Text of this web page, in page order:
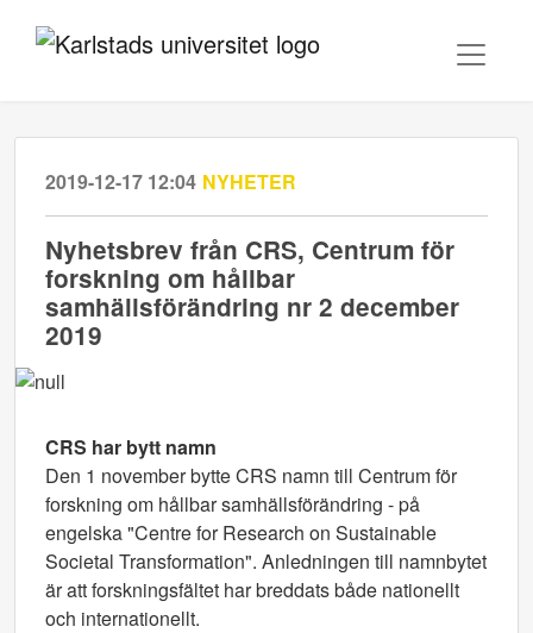
2019-12-17 12:04 NYHETER
Nyhetsbrev från CRS, Centrum för
forskning om hållbar
samhällsförändring nr 2 december
2019
CRS har bytt namn
Den 1 november bytte CRS namn till Centrum för
forskning om hållbar samhällsförändring - på
engelska "Centre for Research on Sustainable
Societal Transformation". Anledningen till namnbytet
är att forskningsfältet har breddats både nationellt
och internationellt.